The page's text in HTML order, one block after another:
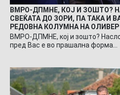
ВМРО-ДПМНЕ, КОЈ И ЗОШТО?
СВЕЌАТА ДО ЗОРИ, ПА ТАКА И
РЕДОВНА КОЛУМНА НА
ВМРО-ДПМНЕ, кој и зошто?
пред Вас е во прашална форма…